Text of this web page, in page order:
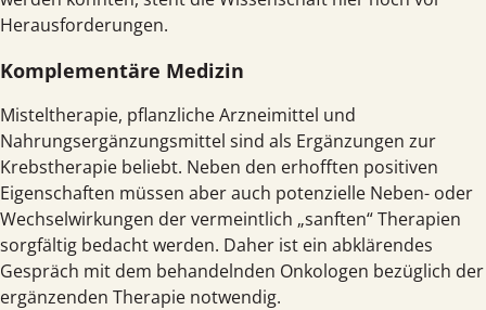
Herausforderungen.
Komplementäre Medizin
Misteltherapie, pflanzliche Arzneimittel und
Nahrungsergänzungsmittel sind als Ergänzungen zur
Krebstherapie beliebt. Neben den erhofften positiven
Eigenschaften müssen aber auch potenzielle Neben- oder
Wechselwirkungen der vermeintlich „sanften“ Therapien
sorgfältig bedacht werden. Daher ist ein abklärendes
Gespräch mit dem behandelnden Onkologen bezüglich der
ergänzenden Therapie notwendig.